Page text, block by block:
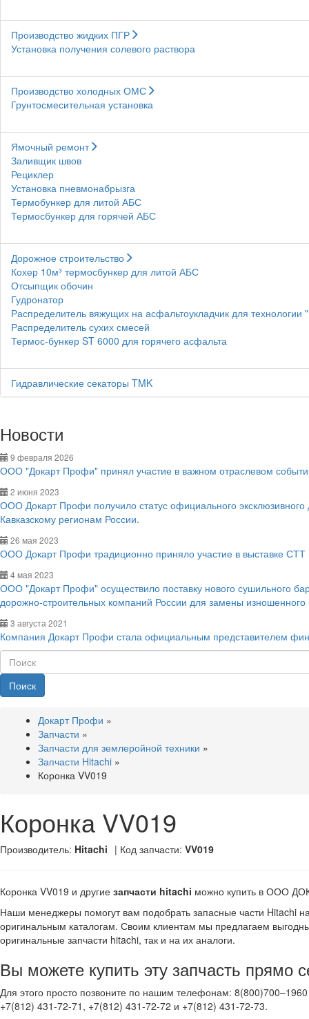
Производство жидких ПГР
Установка получения солевого раствора
Производство холодных ОМС
Грунтосмесительная установка
Ямочный ремонт
Заливщик швов
Рециклер
Установка пневмонабрызга
Термобункер для литой АБС
Термосбункер для горячей АБС
Дорожное строительство
Кохер 10м³ термосбункер для литой АБС
Отсыпщик обочин
Гудронатор
Распределитель вяжущих на асфальтоукладчик для технологии
Распределитель сухих смесей
Термос-бункер ST 6000 для горячего асфальта
Гидравлические секаторы TMK
Новости
9 февраля 2026
ООО "Докарт Профи" принял участие в важном отраслевом
2 июня 2023
ООО Докарт Профи получило статус официального
Кавказскому регионам России.
26 мая 2023
ООО Докарт Профи традиционно приняло участие в выставке СТТ
4 мая 2023
ООО "Докарт Профи" осуществило поставку нового сушильного
дорожно-строительных компаний России для замены
3 августа 2021
Компания Докарт Профи стала официальным представителем
Поиск
Докарт Профи »
Запчасти »
Запчасти для землеройной техники »
Запчасти Hitachi »
Коронка VV019
Коронка VV019
Производитель: Hitachi | Код запчасти: VV019
Коронка VV019 и другие запчасти hitachi можно купить в ООО
Наши менеджеры помогут вам подобрать запасные части Hitachi
оригинальным каталогам. Своим клиентам мы предлагаем
оригинальные запчасти hitachi, так и на их аналоги.
Вы можете купить эту запчасть прямо
Для этого просто позвоните по нашим телефонам:
+7(812) 431-72-71, +7(812) 431-72-72 и +7(812) 431-72-73.